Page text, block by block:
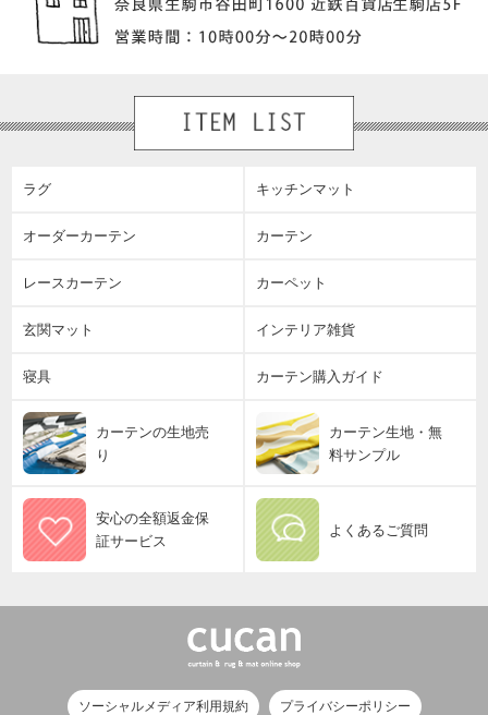
ラグ キッチンマット
オーダーカーテン カーテン
レースカーテン カーペット
玄関マット インテリア雑貨
寝具 カーテン購入ガイド
カーテンの生地売
り
カーテン生地・無
料サンプル
安心の全額返金保
証サービス
よくあるご質問
ソーシャルメディア利用規約 プライバシーポリシー